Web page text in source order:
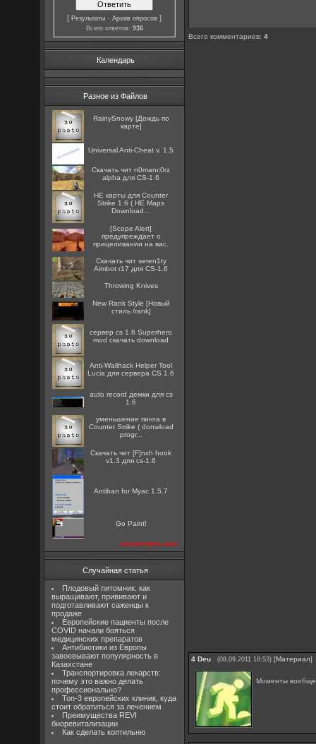
[Результаты ·Архив опросов ]
Всего ответов: 936
Календарь
Разное из Файлов
RainySnowy [Дождь по
карте]
Universal Anti-Cheat v. 1.5
Скачать чит n0manc0rz
alpha для CS-1.6
HE карты для Counter
Strike 1.6 ( HE Maps
Download...
[Scope Alert]
предупреждает о
прицеливании на вас.
Скачать чит seren1ty
Aimbot r17 для CS-1.6
Throwing Knives
New Rank Style [Новый
стиль /rank]
сервер cs 1.6 Superhero
mod скачать download
Anti-Wallhack Helper Tool
Lucia для сервера CS 1.6
auto record демки для cs
1.6
уменьшение пинга в
Counter Strike ( donwload
progr...
Скачать чит [F]nxh hook
v1.3 для cs-1.6
Antiban for Myac 1.5.7
Go Paint!
посмотреть все
Случайная статья
Плодовый питомник: как
выращивают, прививают и
подготавливают саженцы к
продаже
Европейские пациенты после
COVID начали бояться
медицинских препаратов
Антибиотики из Европы
завоевывают популярность в
Казахстане
Транспортировка лекарств:
почему это важно делать
профессионально?
Топ-3 европейских клиник, куда
стоит обратиться за лечением
Преимущества REVI
биоревитализации
Как сделать коптильню
Всего комментариев:4
4 Deu (08.09.2011 18:53) [Материал]
Моменты вообще